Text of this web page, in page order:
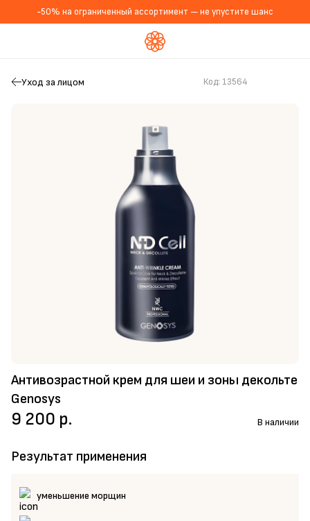
-50% на ограниченный ассортимент — не упустите шанс
Уход за лицом
Антивозрастной крем для шеи и зоны декольте
Genosys
Код: 13564
Результат применения
уменьшение морщин
9 200 р. В наличии